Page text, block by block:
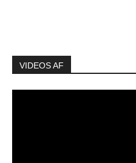
VIDEOS AF